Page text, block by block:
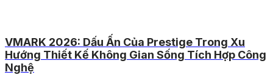
VMARK 2026: Dấu Ấn Của Prestige Trong Xu
Hướng Thiết Kế Không Gian Sống Tích Hợp Công
Nghệ